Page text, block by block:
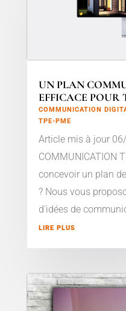
UN PLAN
EFFICACE POUR
COMMUNICATION
TPE-PME
Article mis à jour
COMMUNICATION
concevoir un plan
? Nous vous
d'idées de
LIRE PLUS